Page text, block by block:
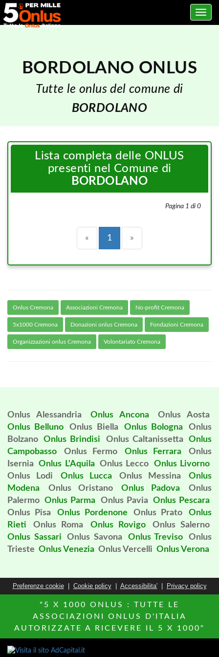
Toggle
BORDOLANO ONLUS
Tutte le onlus del comune di
BORDOLANO
Lista completa delle ONLUS
presenti nel Comune di
BORDOLANO
Pagina 1 di 0
« Precedente
1 (current)
»
Onlus Cremona Associazioni Cremona No-profit Cremona
5x1000 Cremona Donazioni onlus Cremona Fondazioni Cremona
Organizzazioni onlus Cremona Volontariato Cremona
Onlus Alessandria Onlus Ancona
Onlus Aosta
Onlus Belluno
Onlus Biella Onlus Bologna
Onlus
Bolzano
Onlus Brindisi Onlus Caltanissetta
Onlus
Campobasso
Onlus Fermo Onlus Ferrara
Onlus
Isernia
Onlus L'Aquila Onlus Lecco
Onlus Livorno
Onlus Lodi
Onlus Lucca Onlus Messina
Onlus
Modena
Onlus Oristano Onlus Padova
Onlus
Palermo Onlus Parma Onlus Pavia
Onlus Pescara
Onlus Pisa
Onlus Pordenone Onlus Prato
Onlus
Rieti
Onlus Roma Onlus Rovigo
Onlus Salerno
Onlus Sassari
Onlus Savona Onlus Treviso
Onlus
Trieste Onlus Venezia Onlus Vercelli Onlus Verona
Preferenze cookie| Cookie policy| Accessibilita'| Privacy policy
"5 X 1000 ONLUS : TUTTE LE
ASSOCIAZIONI ONLUS D'ITALIA
AUTORIZZATE A RICEVERE IL 5 X 1000"